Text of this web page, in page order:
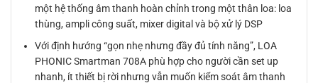
một hệ thống âm thanh hoàn chỉnh trong một thân loa: loa
thùng, ampli công suất, mixer digital và bộ xử lý DSP
Với định hướng “gọn nhẹ nhưng đầy đủ tính năng”, LOA
PHONIC Smartman 708A phù hợp cho người cần set up
nhanh, ít thiết bị rời nhưng vẫn muốn kiểm soát âm thanh